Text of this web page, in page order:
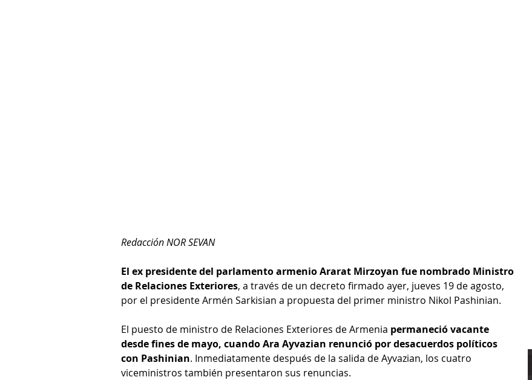
Redacción NOR SEVAN
El ex presidente del parlamento armenio Ararat Mirzoyan fue nombrado Ministro
de Relaciones Exteriores, a través de un decreto firmado ayer, jueves 19 de agosto,
por el presidente Armén Sarkisian a propuesta del primer ministro Nikol Pashinian.
El puesto de ministro de Relaciones Exteriores de Armenia permaneció vacante
desde fines de mayo, cuando Ara Ayvazian renunció por desacuerdos políticos
con Pashinian. Inmediatamente después de la salida de Ayvazian, los cuatro
viceministros también presentaron sus renuncias.